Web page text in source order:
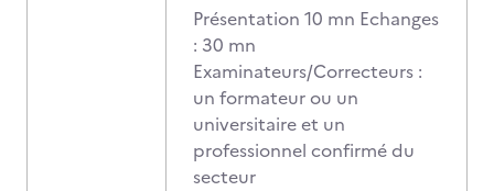
Présentation 10 mn Echanges
: 30 mn
Examinateurs/Correcteurs :
un formateur ou un
universitaire et un
professionnel confirmé du
secteur